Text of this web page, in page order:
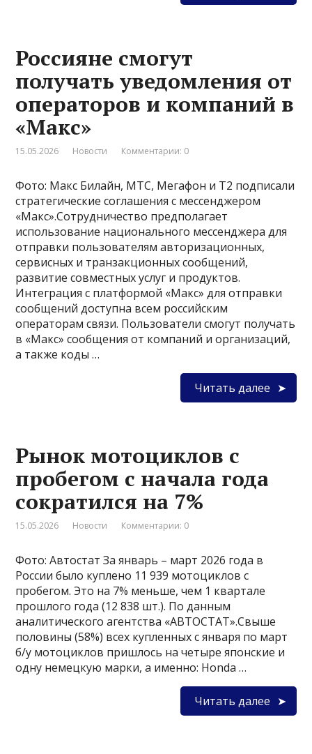
Россияне смогут
получать уведомления от
операторов и компаний в
«Макс»
15.05.2026 Новости Комментарии: 0
Фото: Макс Билайн, МТС, Мегафон и Т2 подписали
стратегические соглашения с мессенджером
«Макс».Сотрудничество предполагает
использование национального мессенджера для
отправки пользователям авторизационных,
сервисных и транзакционных сообщений,
развитие совместных услуг и продуктов.
Интеграция с платформой «Макс» для отправки
сообщений доступна всем российским
операторам связи. Пользователи смогут получать
в «Макс» сообщения от компаний и организаций,
а также коды …
Читать далее
Рынок мотоциклов с
пробегом с начала года
сократился на 7%
15.05.2026 Новости Комментарии: 0
Фото: Автостат За январь – март 2026 года в
России было куплено 11 939 мотоциклов с
пробегом. Это на 7% меньше, чем 1 квартале
прошлого года (12 838 шт.). По данным
аналитического агентства «АВТОСТАТ».Свыше
половины (58%) всех купленных с января по март
б/у мотоциклов пришлось на четыре японские и
одну немецкую марки, а именно: Honda …
Читать далее